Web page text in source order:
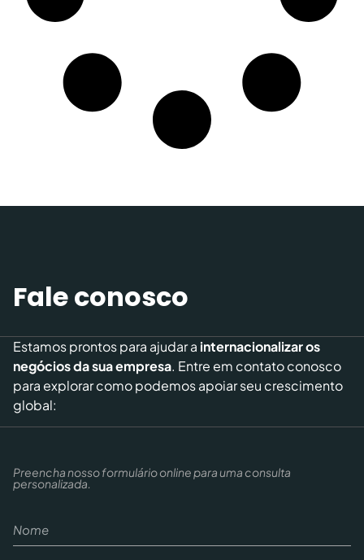
Fale conosco
Estamos prontos para ajudar a internacionalizar os
negócios da sua empresa. Entre em contato conosco
para explorar como podemos apoiar seu crescimento
global:
Preencha nosso formulário online para uma consulta
personalizada.